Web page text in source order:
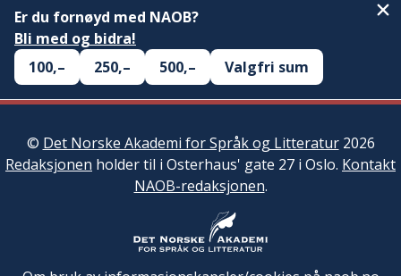
Er du fornøyd med NAOB?
Bli med og bidra!
100,–
250,– 500,– Valgfri sum
© Det Norske Akademi for Språk og Litteratur2026
Redaksjonen holder til i Osterhaus' gate 27 i Oslo. Kontakt
NAOB-redaksjonen.